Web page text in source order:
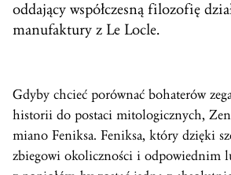
oddający współczesną filozofię
manufaktury z Le Locle.
Gdyby chcieć porównać bohaterów
historii do postaci mitologicznych,
miano Feniksa. Feniksa, który dzięki
zbiegowi okoliczności i odpowiednim